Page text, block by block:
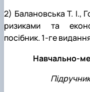
2) Балановська Т. І.,
ризиками та
посібник. 1-ге
Навчально-